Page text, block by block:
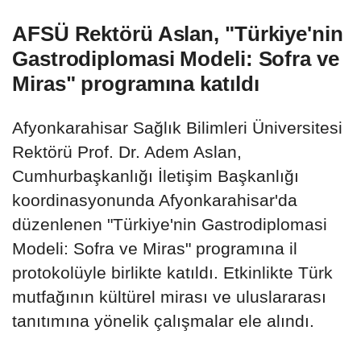
AFSÜ Rektörü Aslan, "Türkiye'nin
Gastrodiplomasi Modeli: Sofra ve
Miras" programına katıldı
Afyonkarahisar Sağlık Bilimleri Üniversitesi
Rektörü Prof. Dr. Adem Aslan,
Cumhurbaşkanlığı İletişim Başkanlığı
koordinasyonunda Afyonkarahisar'da
düzenlenen "Türkiye'nin Gastrodiplomasi
Modeli: Sofra ve Miras" programına il
protokolüyle birlikte katıldı. Etkinlikte Türk
mutfağının kültürel mirası ve uluslararası
tanıtımına yönelik çalışmalar ele alındı.